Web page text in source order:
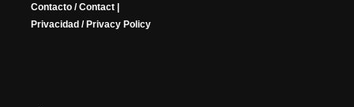
Contacto / Contact |
Privacidad / Privacy Policy